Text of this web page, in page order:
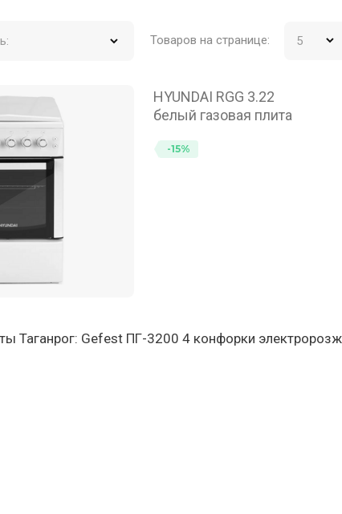
Товаров на странице:
HYUNDAI RGG 3.22
белый газовая плита
-15%
Таганрог: Gefest ПГ-3200 4 конфорки